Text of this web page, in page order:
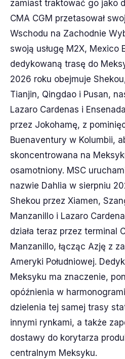
zamiast traktować go jako
CMA CGM przetasował
Wschodu na Zachodnie
swoją usługę M2X, Mexico
dedykowaną trasę do
2026 roku obejmuje
Tianjin, Qingdao i Pusan,
Lazaro Cardenas i
przez Jokohamę, z
Buenaventury w Kolumbii,
skoncentrowana na
osamotniony. MSC
nazwie Dahlia w sierpniu
Shekou przez Xiamen,
Manzanillo i Lazaro
działa teraz przez terminal
Manzanillo, łącząc Azję z
Ameryki Południowej.
Meksyku ma znaczenie,
opóźnienia w
dzielenia tej samej trasy
innymi rynkami, a także
dostawy do korytarza
centralnym Meksyku.